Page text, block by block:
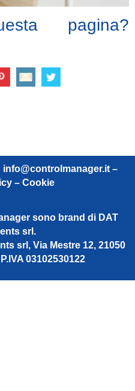
pagina?
info@controlmanager.it –
– Cookie
sono brand di DAT
srl.
srl, Via Mestre 12, 21050
03102530122